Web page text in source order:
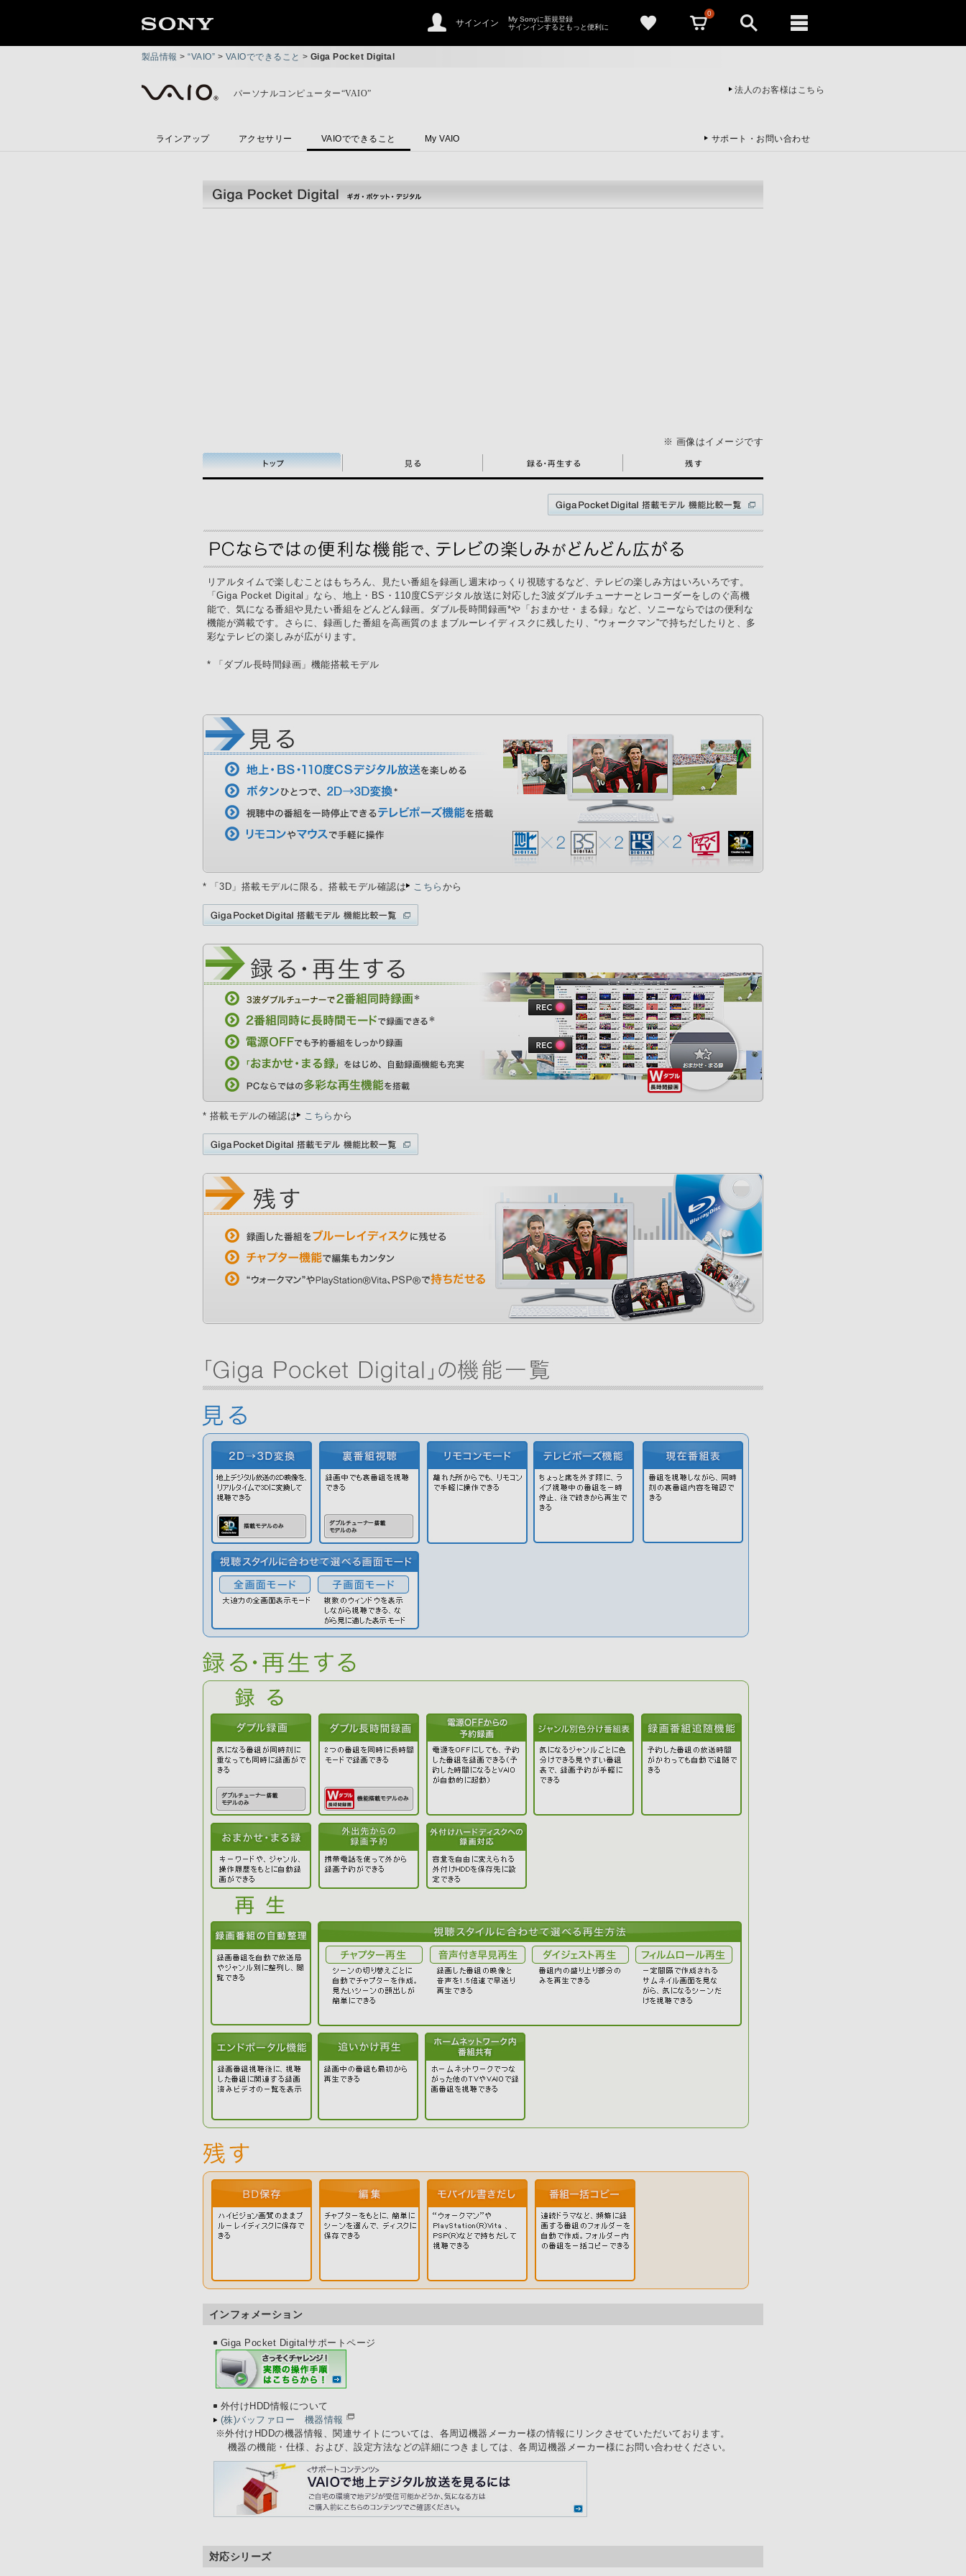
サインイン
My Sonyに新規登録
サインインするともっと便利に
0
製品情報 >“VAIO” > VAIOでできること > Giga Pocket Digital
パーソナルコンピューター“VAIO” 法人のお客様はこちら
ラインアップ アクセサリー VAIOでできること My VAIO サポート・ お問い合わせ
※ 画像はイメージです
リアルタイムで楽しむことはもちろん、見たい番組を録画し週末ゆっくり視聴するなど、テレビの楽しみ方はいろいろです。
「Giga Pocket Digital」なら、地上・BS・110度CSデジタル放送に対応した3波ダブルチューナーとレコーダーをしのぐ高機
能で、気になる番組や見たい番組をどんどん録画。ダブル長時間録画*や「おまかせ・まる録」など、ソニーならではの便利な
機能が満載です。さらに、録画した番組を高画質のままブルーレイディスクに残したり、“ウォークマン”で持ちだしたりと、多
彩なテレビの楽しみが広がります。
* 「ダブル長時間録画」機能搭載モデル
* 「3D」搭載モデルに限る。搭載モデル確認は こちら から
* 搭載モデルの確認は こちら から
インフォメーション
Giga Pocket Digitalサポートページ
外付けHDD情報について
(株)バッファロー 機器情報
※外付けHDDの機器情報、関連サイトについては、各周辺機器メーカー様の情報にリンクさせていただいております。
機器の機能・仕様、および、設定方法などの詳細につきましては、各周辺機器メーカー様にお問い合わせください。
対応シリーズ